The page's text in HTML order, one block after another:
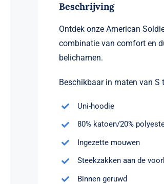
Beschrijving
Ontdek onze American
combinatie van comfort en
belichamen.
Beschikbaar in maten van S
Uni-hoodie
80% katoen/20%
Ingezette mouwen
Steekzakken aan de
Binnen geruwd